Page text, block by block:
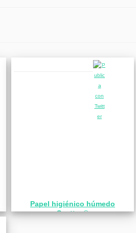
Papel higiénico húmedo
Scottex®